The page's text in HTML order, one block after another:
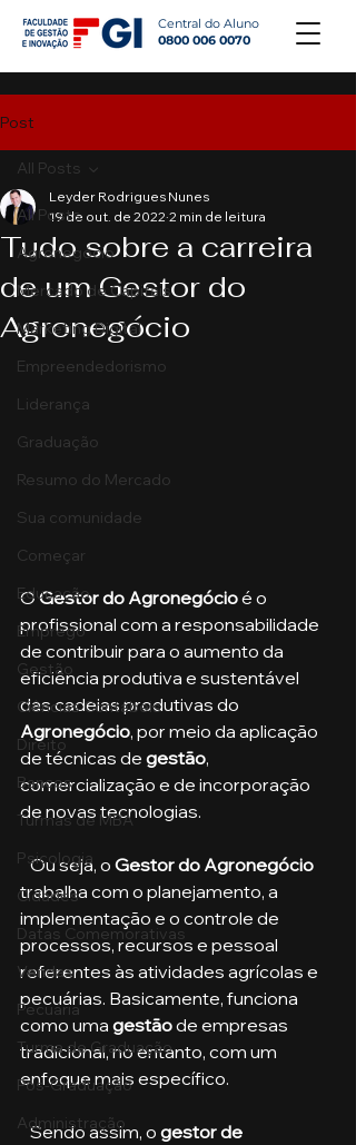
Central do Aluno
0800 006 0070
Post
All Posts
Agronegócio
Mercado de Capitais
Marketing Digital
Empreendedorismo
Liderança
Graduação
Resumo do Mercado
Sua comunidade
Começar
Educação
Emprego
Gestão
Ciências Contábeis
Direito
Bancos
Turmas de MBA
Psicologia
Cidades
Datas Comemorativas
Vendas
Pecuária
Turma de Graduação
Pós-Graduação
Administração
All Posts
Tudo sobre a carreira
de um Gestor do
Agronegócio
Leyder Rodrigues Nunes
19 de out. de 2022 2 min de leitura
O Gestor do Agronegócio é o
profissional com a responsabilidade
de contribuir para o aumento da
eficiência produtiva e sustentável
das cadeias produtivas do
Agronegócio, por meio da aplicação
de técnicas de gestão,
comercialização e de incorporação
de novas tecnologias.
   Ou seja, o
Gestor do Agronegócio
trabalha com o planejamento, a
implementação e o controle de
processos, recursos e pessoal
referentes às atividades agrícolas e
pecuárias. Basicamente, funciona
como uma gestão de empresas
tradicional, no entanto, com um
enfoque mais específico.
   Sendo assim, o
gestor de